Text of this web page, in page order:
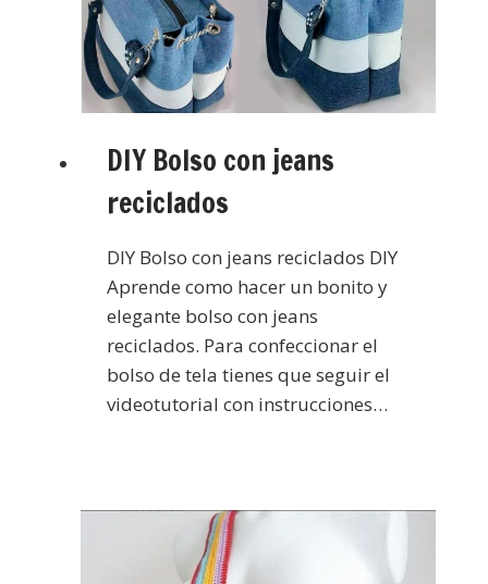
DIY Bolso con jeans
reciclados
DIY Bolso con jeans reciclados DIY
Aprende como hacer un bonito y
elegante bolso con jeans
reciclados. Para confeccionar el
bolso de tela tienes que seguir el
videotutorial con instrucciones…